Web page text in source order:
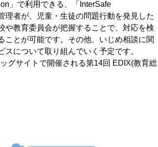
」で利用できる、「InterSafe
理者が、児童・生徒の問題行動を発見した
や教育委員会が把握することで、対応を検
とが可能です。その他、いじめ相談に関
について取り組んでいく予定です。
グサイトで開催される第14回 EDIX(教育総